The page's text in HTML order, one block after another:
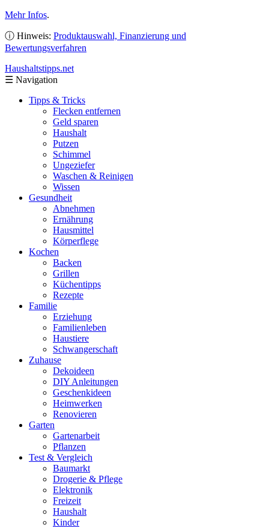
Mehr Infos.
ⓘ Hinweis: Produktauswahl, Finanzierung und
Bewertungsverfahren
Haushaltstipps.net
☰ Navigation
Tipps & Tricks
Flecken entfernen
Geld sparen
Haushalt
Putzen
Schimmel
Ungeziefer
Waschen & Reinigen
Wissen
Gesundheit
Abnehmen
Ernährung
Hausmittel
Körperflege
Kochen
Backen
Grillen
Küchentipps
Rezepte
Familie
Erziehung
Familienleben
Haustiere
Schwangerschaft
Zuhause
Dekoideen
DIY Anleitungen
Geschenkideen
Heimwerken
Renovieren
Garten
Gartenarbeit
Pflanzen
Test & Vergleich
Baumarkt
Drogerie & Pflege
Elektronik
Freizeit
Haushalt
Kinder